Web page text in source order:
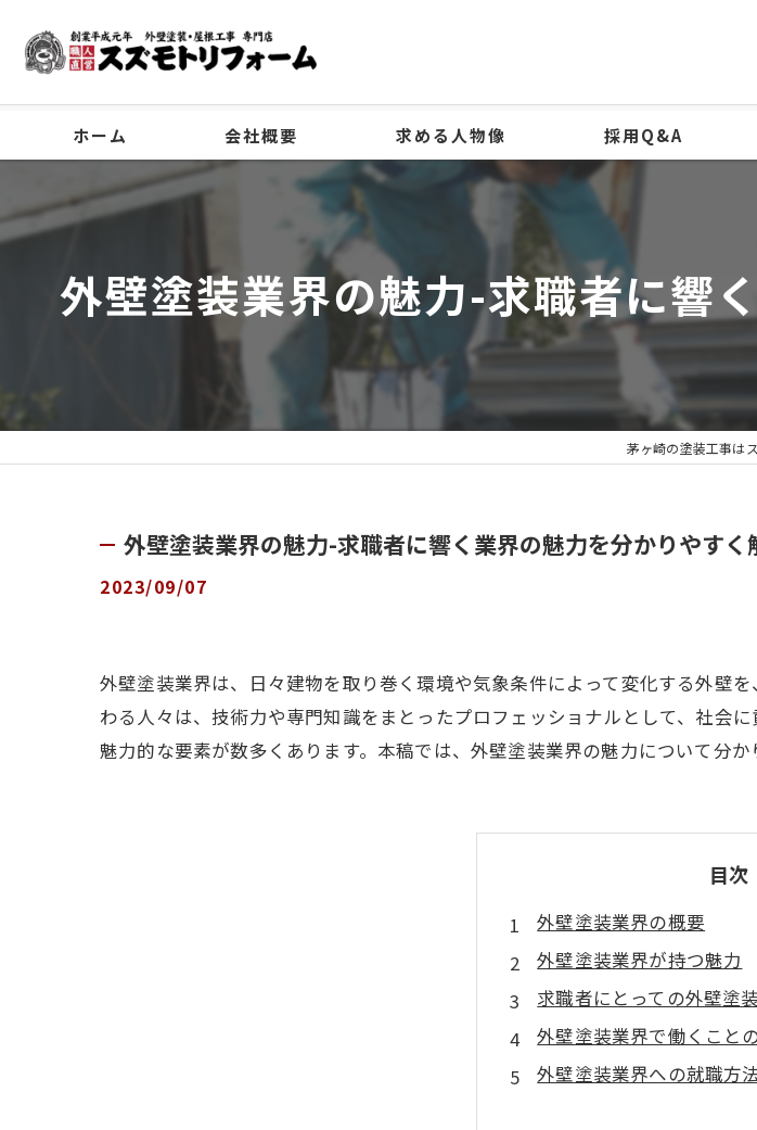
ホーム 会社概要
事業案内
求める人物像 採用Q&A
外壁塗装業界の魅力-求職者に響
茅ヶ崎の塗装工事は
外壁塗装業界の魅力-求職者に響く業界の魅力を分かりやすく
2023/09/07
外壁塗装業界は、日々建物を取り巻く環境や気象条件によって変化する外壁
わる人々は、技術力や専門知識をまとったプロフェッショナルとして、社会
魅力的な要素が数多くあります。本稿では、外壁塗装業界の魅力について分か
目次
外壁塗装業界の概要
外壁塗装業界が持つ魅力
求職者にとっての外壁塗
外壁塗装業界で働くこと
外壁塗装業界への就職方